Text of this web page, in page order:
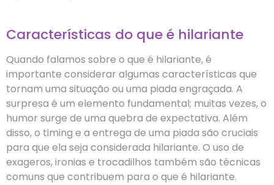
Características do que é hilariante
Quando falamos sobre o que é hilariante, é
importante considerar algumas características que
tornam uma situação ou uma piada engraçada. A
surpresa é um elemento fundamental; muitas vezes, o
humor surge de uma quebra de expectativa. Além
disso, o timing e a entrega de uma piada são cruciais
para que ela seja considerada hilariante. O uso de
exageros, ironias e trocadilhos também são técnicas
comuns que contribuem para o que é hilariante.